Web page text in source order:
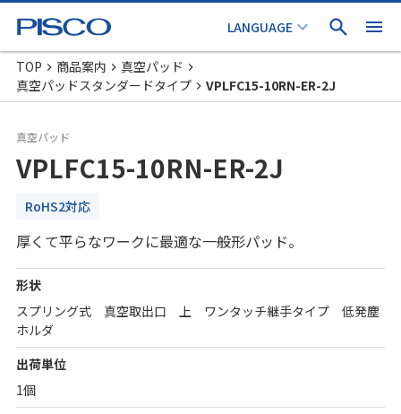
TOP 商品案内
真空パッド
真空パッドスタンダードタイプ
VPLFC15-10RN-ER-2J
真空パッド
VPLFC15-10RN-ER-2J
RoHS2対応
厚くて平らなワークに最適な一般形パッド。
形状
スプリング式 真空取出口 上 ワンタッチ継手タイプ 低発塵
ホルダ
出荷単位
1個